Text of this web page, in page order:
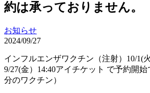
約は承っておりません。
お知らせ
2024/09/27
インフルエンザワクチン（注射）10/1(
9/27(金）14:40アイチケット で予約開始
分のワクチン）